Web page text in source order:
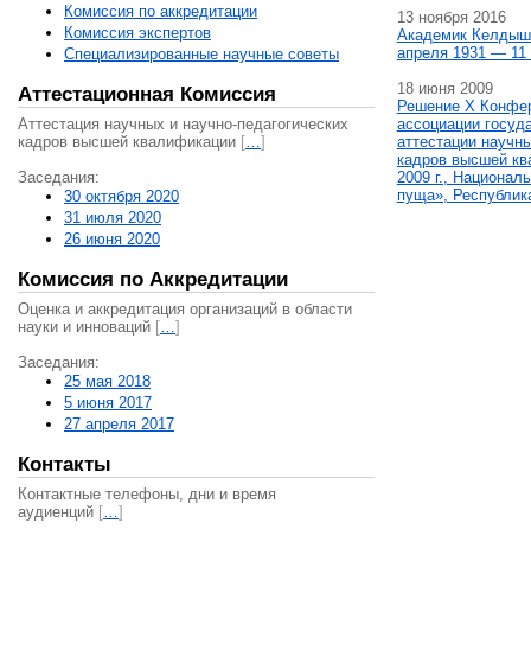
Комиссия по аккредитации
Комиссия экспертов
Специализированные научные советы
Аттестационная Комиссия
Аттестация научных и научно-педагогических
кадров высшей квалификации […]
Заседания:
30 октября 2020
31 июля 2020
26 июня 2020
Комиссия по Аккредитации
Оценка и аккредитация организаций в области
науки и инноваций […]
Заседания:
25 мая 2018
5 июня 2017
27 апреля 2017
Контакты
Контактные телефоны, дни и время
аудиенций […]
13 ноября 2016
Академик
апреля 1931 — 11
18 июня 2009
Решение X
ассоциации
аттестации
кадров высшей
2009 г.,
пуща»,